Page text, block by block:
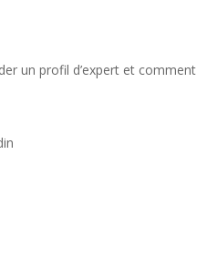
un profil d’expert et comment